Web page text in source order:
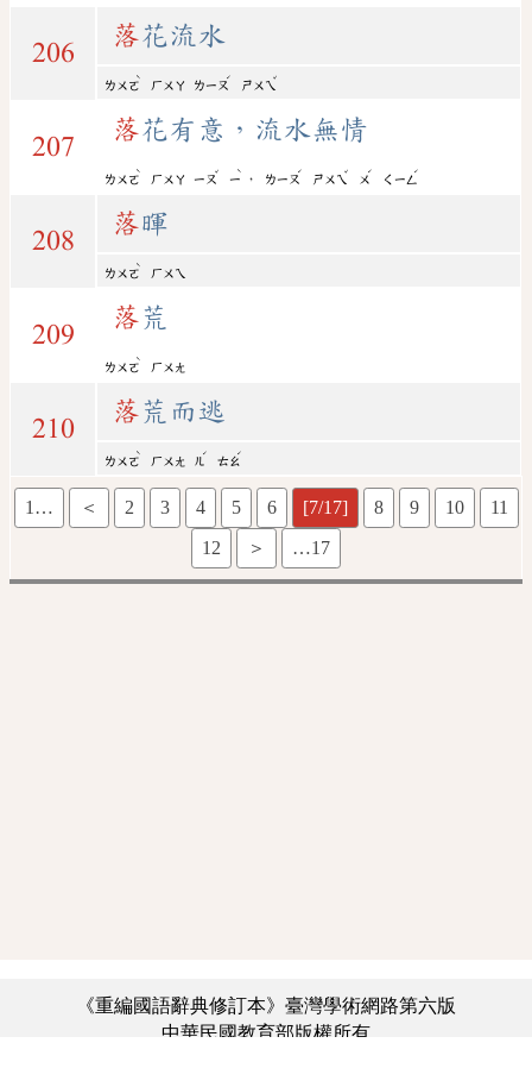
206
落花流水
ㄌㄨㄛ
ˋ
ㄏㄨㄚ ㄌㄧㄡ
ˊ
ㄕㄨㄟ
ˇ
207
落花有意，流水無情
ㄌㄨㄛ
ˋ
ㄏㄨㄚ ㄧㄡ
ˇ
ㄧ
ˋ
， ㄌㄧㄡ
ˊ
ㄕㄨㄟ
ˇ
ㄨ
ˊ
ㄑㄧㄥ
ˊ
208
落暉
ㄌㄨㄛ
ˋ
ㄏㄨㄟ
209
落荒
ㄌㄨㄛ
ˋ
ㄏㄨㄤ
210
落荒而逃
ㄌㄨㄛ
ˋ
ㄏㄨㄤ ㄦ
ˊ
ㄊㄠ
ˊ
1… ＜ 2 3 4 5 6 [7/17] 8 9 10
11
12
＞ …17
《重編國語辭典修訂本》臺灣學術網路第六版
中華民國教育部版權所有